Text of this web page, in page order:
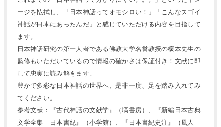
ージを払拭し、「日本神話ってオモシロい！」「こんなスゴイ
神話が日本にあったんだ」と感じていただける内容を目指して
ます。
日本神話研究の第一人者である佛教大学名誉教授の榎本先生の
監修もいただいているので情報の確かさは保証付き！文献に即
して忠実に読み解きます。
豊かで多彩な日本神話の世界へ。是非一度、足を踏み入れてみ
てください。
参考文献：『古代神話の文献学』（塙書房）、『新編日本古典
文学全集 日本書紀』（小学館）、『日本書紀史注』（風人